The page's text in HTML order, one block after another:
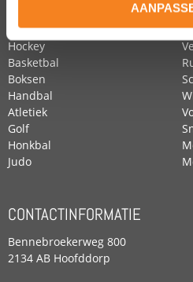
Paardensport
Hockey
Basketbal
Boksen
Handbal
Atletiek
Golf
Honkbal
Judo
CONTACTINFORMATIE
Bennebroekerweg 800
2134 AB Hoofddorp